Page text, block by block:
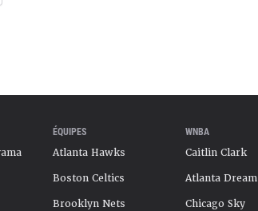
ÉQUIPES
Atlanta Hawks
Boston Celtics
Brooklyn Nets
WNBA
Caitlin Clark
Atlanta Dream
Chicago Sky